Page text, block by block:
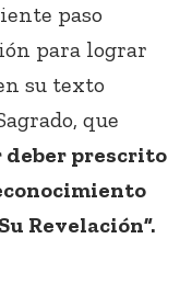
paso
para lograr
su texto
que
deber prescrito
Revelación”.